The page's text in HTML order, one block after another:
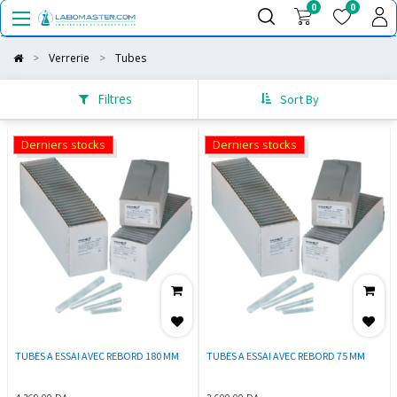
0 0
Verrerie Tubes
Filtres Sort By
Derniers stocks
TUBES A ESSAI AVEC REBORD 180 MM
Derniers stocks
TUBES A ESSAI AVEC REBORD 75 MM